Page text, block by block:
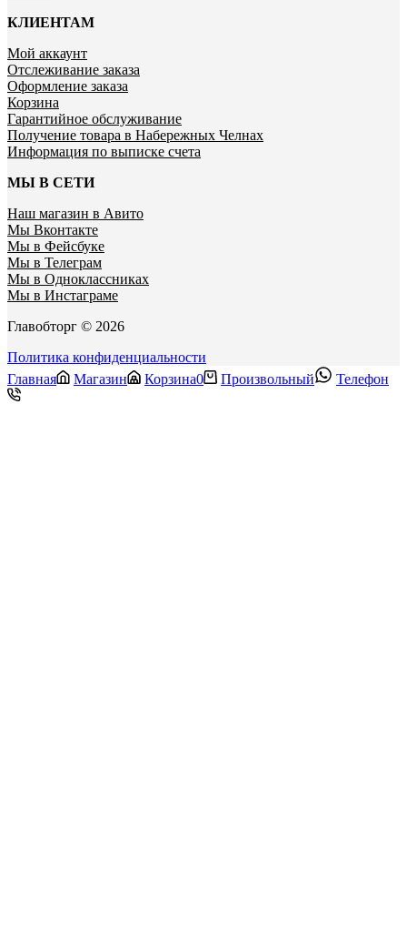
КЛИЕНТАМ
Мой аккаунт
Отслеживание заказа
Оформление заказа
Корзина
Гарантийное обслуживание
Получение товара в Набережных Челнах
Информация по выписке счета
МЫ В СЕТИ
Наш магазин в Авито
Мы Вконтакте
Мы в Фейсбуке
Мы в Телеграм
Мы в Одноклассниках
Мы в Инстаграме
Главобторг © 2026
Политика конфиденциальности
Главная
Магазин Корзина0 Произвольный Телефон